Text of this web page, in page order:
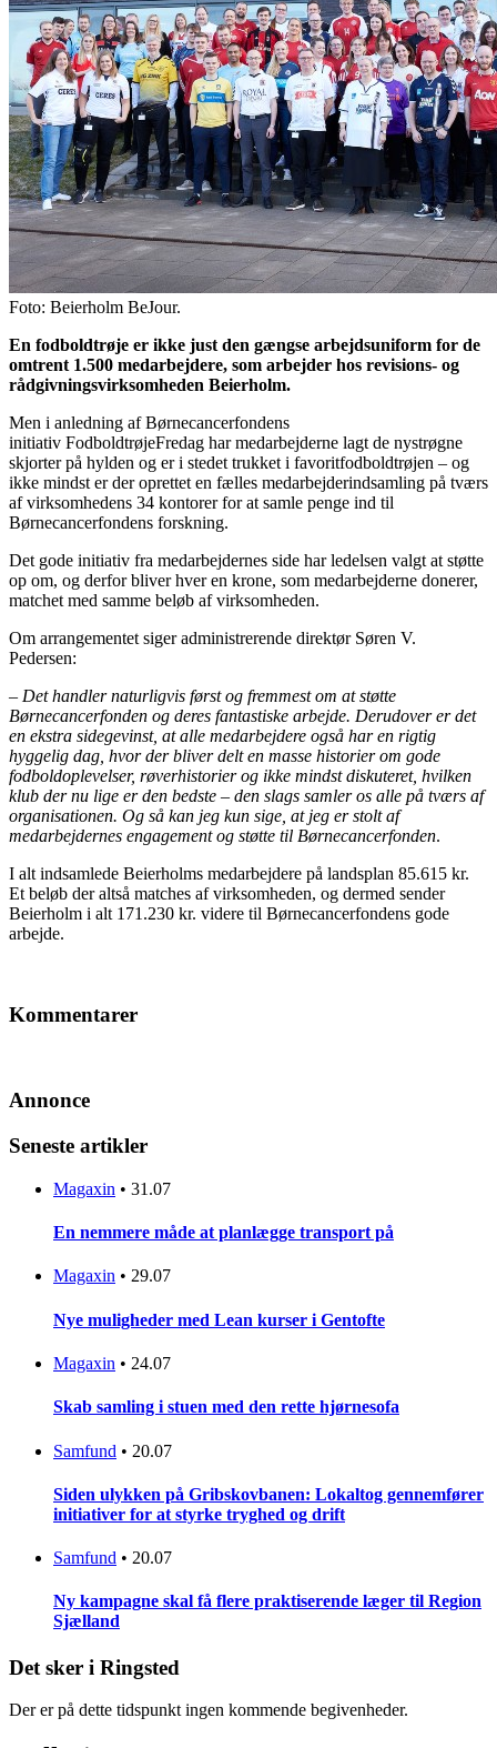
Foto: Beierholm BeJour.
En fodboldtrøje er ikke just den gængse arbejdsuniform for de
omtrent 1.500 medarbejdere, som arbejder hos revisions- og
rådgivningsvirksomheden Beierholm.
Men i anledning af Børnecancerfondens
initiativ FodboldtrøjeFredag har medarbejderne lagt de nystrøgne
skjorter på hylden og er i stedet trukket i favoritfodboldtrøjen – og
ikke mindst er der oprettet en fælles medarbejderindsamling på tværs
af virksomhedens 34 kontorer for at samle penge ind til
Børnecancerfondens forskning.
Det gode initiativ fra medarbejdernes side har ledelsen valgt at støtte
op om, og derfor bliver hver en krone, som medarbejderne donerer,
matchet med samme beløb af virksomheden.
Om arrangementet siger administrerende direktør Søren V.
Pedersen:
– Det handler naturligvis først og fremmest om at støtte
Børnecancerfonden og deres fantastiske arbejde. Derudover er det
en ekstra sidegevinst, at alle medarbejdere også har en rigtig
hyggelig dag, hvor der bliver delt en masse historier om gode
fodboldoplevelser, røverhistorier og ikke mindst diskuteret, hvilken
klub der nu lige er den bedste – den slags samler os alle på tværs af
organisationen. Og så kan jeg kun sige, at jeg er stolt af
medarbejdernes engagement og støtte til Børnecancerfonden.
I alt indsamlede Beierholms medarbejdere på landsplan 85.615 kr.
Et beløb der altså matches af virksomheden, og dermed sender
Beierholm i alt 171.230 kr. videre til Børnecancerfondens gode
arbejde.
Kommentarer
Annonce
Seneste artikler
Magaxin • 31.07
En nemmere måde at planlægge transport på
Magaxin • 29.07
Nye muligheder med Lean kurser i Gentofte
Magaxin • 24.07
Skab samling i stuen med den rette hjørnesofa
Samfund • 20.07
Siden ulykken på Gribskovbanen: Lokaltog gennemfører
initiativer for at styrke tryghed og drift
Samfund • 20.07
Ny kampagne skal få flere praktiserende læger til Region
Sjælland
Det sker i Ringsted
Der er på dette tidspunkt ingen kommende begivenheder.